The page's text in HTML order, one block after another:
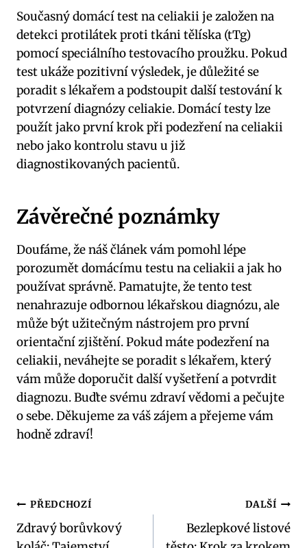
Současný domácí test na celiakii je založen na
detekci protilátek proti tkáni tělíska (tTg)
pomocí speciálního testovacího proužku. Pokud
test ukáže pozitivní výsledek, je důležité se
poradit s lékařem a podstoupit další testování k
potvrzení diagnózy celiakie. Domácí testy lze
použít jako první krok při podezření na celiakii
nebo jako kontrolu stavu u již
diagnostikovaných pacientů.
Závěrečné poznámky
Doufáme, že náš článek vám pomohl lépe
porozumět domácímu testu na celiakii a jak ho
používat správně. Pamatujte, že tento test
nenahrazuje odbornou lékařskou diagnózu, ale
může být užitečným nástrojem pro první
orientační zjištění. Pokud máte podezření na
celiakii, neváhejte se poradit s lékařem, který
vám může doporučit další vyšetření a potvrdit
diagnozu. Buďte svému zdraví vědomi a pečujte
o sebe. Děkujeme za váš zájem a přejeme vám
hodně zdraví!
Navigace
pro
PŘEDCHOZÍ
Zdravý borůvkový
DALŠÍ
Bezlepkové listové